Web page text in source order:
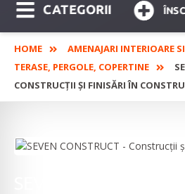
CATEGORII
HOME
AMENAJARI INTERIOARE
TERASE, PERGOLE, COPERTINE
CONSTRUCȚII ȘI FINISĂRI ÎN